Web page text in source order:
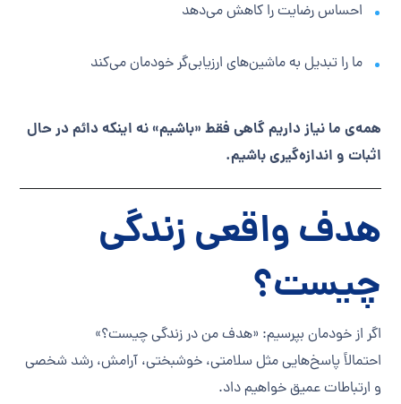
احساس رضایت را کاهش می‌دهد
ما را تبدیل به ماشین‌های ارزیابی‌گر خودمان می‌کند
همه‌ی ما نیاز داریم گاهی فقط «باشیم» نه اینکه دائم در حال
اثبات و اندازه‌گیری باشیم.
هدف واقعی زندگی
چیست؟
اگر از خودمان بپرسیم: «هدف من در زندگی چیست؟»
احتمالاً پاسخ‌هایی مثل سلامتی، خوشبختی، آرامش، رشد شخصی
و ارتباطات عمیق خواهیم داد.